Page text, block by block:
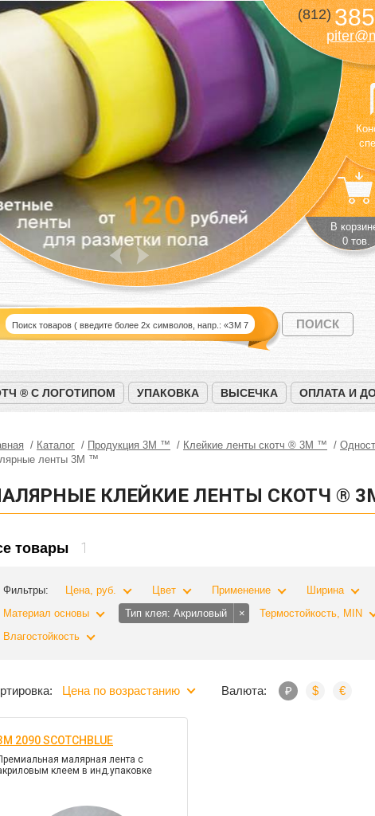
(812)
В
0 тов.
® С ЛОГОТИПОМ УПАКОВКА ВЫСЕЧКА ОПЛАТА И
Каталог Продукция 3M ™ Клейкие ленты скотч ® 3M ™
ленты 3М ™
КЛЕЙКИЕ ЛЕНТЫ СКОТЧ ®
товары 1
Фильтры: Цена, руб. Цвет Применение Ширина
Материал основы
Тип клея Акриловый × Термостойкость, MIN
Влагостойкость
Цена по возрастанию Валюта: ₽ $ €
2090 SCOTCHBLUE
малярная лента с
клеем в инд.упаковке